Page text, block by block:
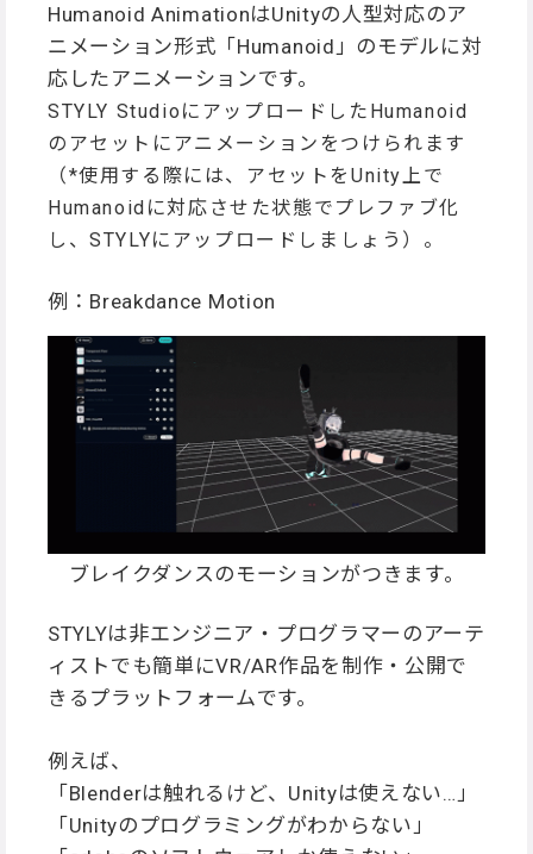
Humanoid AnimationはUnityの人型対応のア
ニメーション形式「Humanoid」のモデルに対
応したアニメーションです。
STYLY StudioにアップロードしたHumanoid
のアセットにアニメーションをつけられます
（*使用する際には、アセットをUnity上で
Humanoidに対応させた状態でプレファブ化
し、STYLYにアップロードしましょう）。
例：Breakdance Motion
ブレイクダンスのモーションがつきます。
STYLYは非エンジニア・プログラマーのアーテ
ィストでも簡単にVR/AR作品を制作・公開で
きるプラットフォームです。
例えば、
「Blenderは触れるけど、Unityは使えない…」
「Unityのプログラミングがわからない」